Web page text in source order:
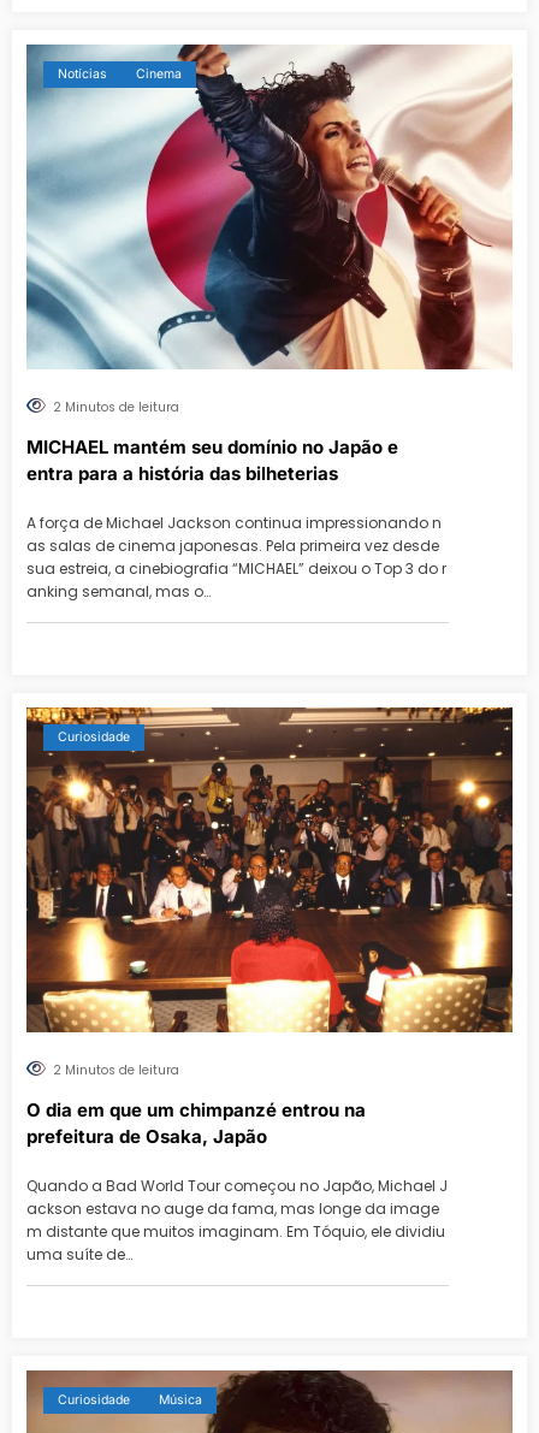
Notícias Cinema
2 Minutos de leitura
MICHAEL mantém seu domínio no Japão e
entra para a história das bilheterias
A força de Michael Jackson continua impressionando n
as salas de cinema japonesas. Pela primeira vez desde
sua estreia, a cinebiografia “MICHAEL” deixou o Top 3 do r
anking semanal, mas o…
Curiosidade
2 Minutos de leitura
O dia em que um chimpanzé entrou na
prefeitura de Osaka, Japão
Quando a Bad World Tour começou no Japão, Michael J
ackson estava no auge da fama, mas longe da image
m distante que muitos imaginam. Em Tóquio, ele dividiu
uma suíte de…
Curiosidade Música